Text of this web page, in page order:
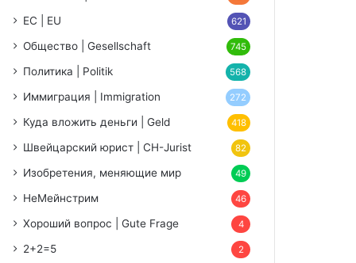
ЕС | EU 621
Общество | Gesellschaft 745
Политика | Politik 568
Иммиграция | Immigration 272
Куда вложить деньги | Geld 418
Швейцарский юрист | CH-Jurist 82
Изобретения, меняющие мир 49
НеМейнстрим 46
Хороший вопрос | Gute Frage 4
2+2=5 2